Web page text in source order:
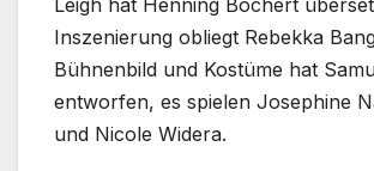
Leigh hat Henning Bochert
Inszenierung obliegt Rebekka
Bühnenbild und Kostüme hat
entworfen, es spielen Josephine
und Nicole Widera.